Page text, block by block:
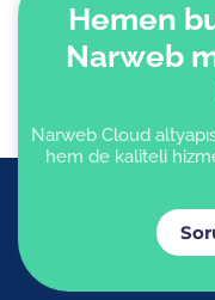
Hemen
Narweb
Narweb Cloud
hem de kaliteli